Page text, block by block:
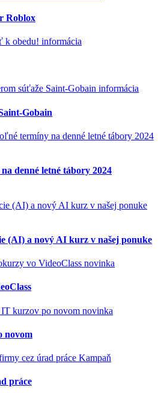
Roblox
informácia
informácia
Gobain
denné letné tábory 2024
(AI) a nový AI kurz v našej ponuke
novinka
novinka
novom
Kampaň
práce